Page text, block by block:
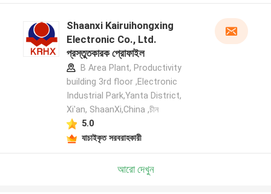
Shaanxi Kairuihongxing
Electronic Co., Ltd.
প্রস্তুতকারক প্রোফাইল
B Area Plant, Productivity
building 3rd floor ,Electronic
Industrial Park,Yanta District,
Xi'an, ShaanXi,China ,চীন
5.0
যাচাইকৃত সরবরাহকারী
আরো দেখুন